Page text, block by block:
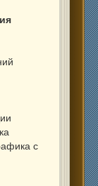
с